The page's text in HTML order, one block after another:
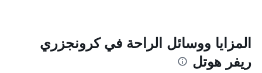
المزايا ووسائل الراحة في كرونجزري
ريفر هوتل